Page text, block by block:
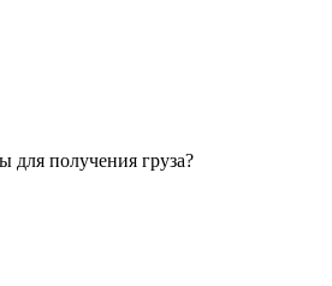
получения груза?